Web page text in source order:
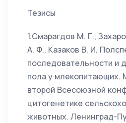
Тезисы
1.Смарагдов М. Г.,
А. Ф., Казаков В. И.
последовательности и
пола у млекопитающих.
второй Всесоюзной
цитогенетике
животных. Ленинград-